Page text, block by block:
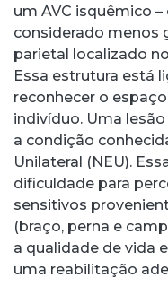
um AVC isquêmico
considerado menos
parietal localizado
Essa estrutura está
reconhecer o
indivíduo. Uma
a condição
Unilateral (NEU).
dificuldade para
sensitivos
(braço, perna e
a qualidade de vida
uma reabilitação